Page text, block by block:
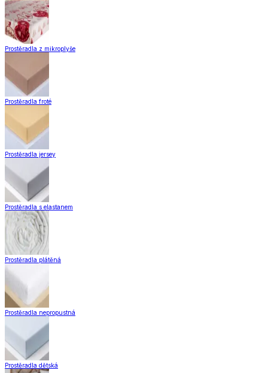
Prostěradla z mikroplyše
Prostěradla froté
Prostěradla jersey
Prostěradla s elastanem
Prostěradla plátěná
Prostěradla nepropustná
Prostěradla dětská